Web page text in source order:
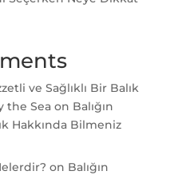
ve Sağlıklı Bir Balık
the Seaon Balığın
Hakkında Bilmeniz
on Balığın